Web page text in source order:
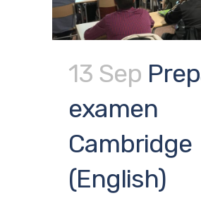
13 Sep
examen
Cambridge
(English)